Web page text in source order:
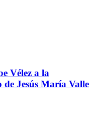
Vélez a la
Jesús María Valle